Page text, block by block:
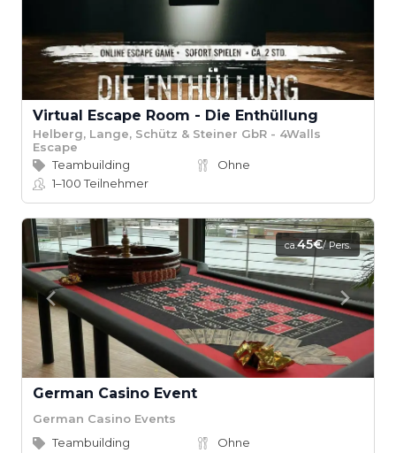
Virtual Escape Room - Die Enthüllung
Helberg, Lange, Schütz & Steiner GbR - 4Walls
Escape
Teambuilding
Ohne
1–100Teilnehmer
ca.45€/ Pers.
German Casino Event
German Casino Events
Teambuilding
Ohne